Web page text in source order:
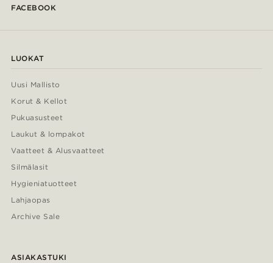
FACEBOOK
LUOKAT
Uusi Mallisto
Korut & Kellot
Pukuasusteet
Laukut & lompakot
Vaatteet & Alusvaatteet
Silmälasit
Hygieniatuotteet
Lahjaopas
Archive Sale
ASIAKASTUKI